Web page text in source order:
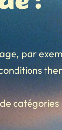
par
catégories